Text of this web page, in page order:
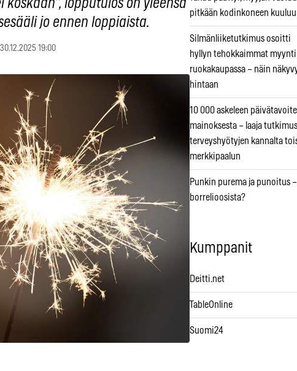
koskaan”, lopputulos on yleensä
jo ennen loppiaista.
30.12.2025 19:00
pitkään kodinkoneen kuuluu
Silmänliiketutkimus osoitti
hyllyn tehokkaimmat
ruokakaupassa – näin
hintaan
10 000 askeleen
mainoksesta – laaja
terveyshyötyjen kannalta
merkkipaalun
Punkin purema ja punoitus
borrelioosista?
Kumppanit
Deitti.net
TableOnline
Suomi24